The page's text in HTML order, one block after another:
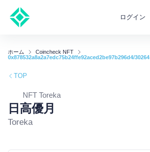
ログイン
ホーム
Coincheck NFT
0x878532a8a2a7edc75b24ffe92aced2be97b296d4/30264
TOP
NFT Toreka
日高優月
Toreka